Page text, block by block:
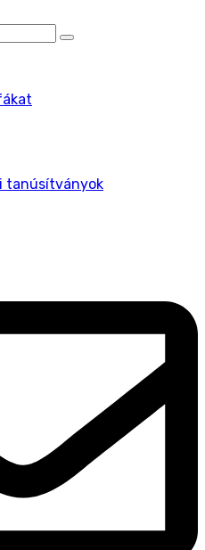
tanúsítványok